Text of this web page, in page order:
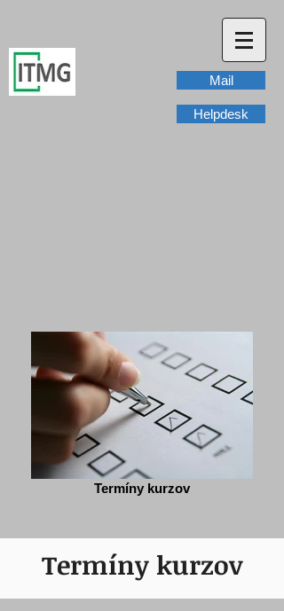
Mail
Helpdesk
Termíny kurzov
Termíny kurzov